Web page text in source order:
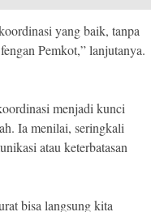
yang baik, tanpa
Pemkot,” lanjutanya.
menjadi kunci
Ia menilai, seringkali
atau keterbatasan
bisa langsung kita